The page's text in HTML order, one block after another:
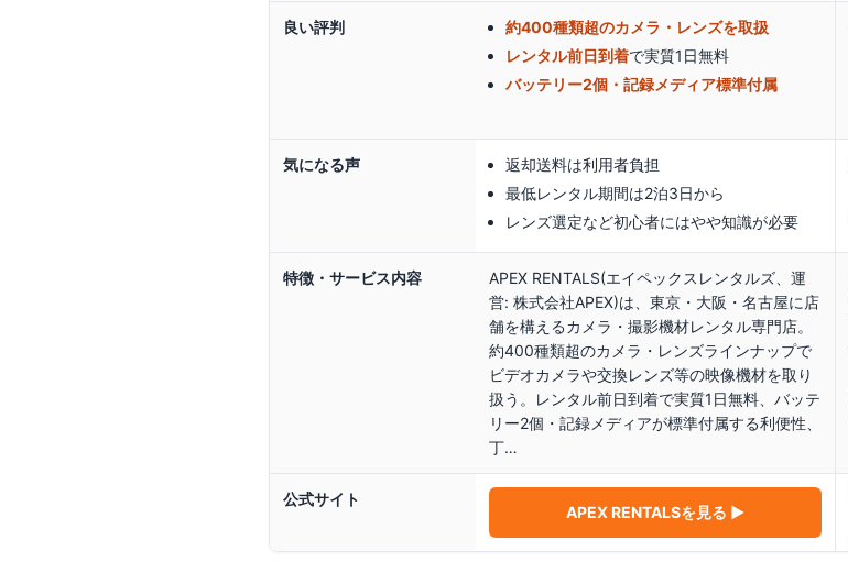
良い評判
約400種類超のカメラ・レンズを取扱
レンタル前日到着で実質1日無料
バッテリー2個・記録メディア標準付属
気になる声
返却送料は利用者負担
最低レンタル期間は2泊3日から
レンズ選定など初心者にはやや知識が必要
特徴・サービス内容
APEX RENTALS(エイペックスレンタルズ、運
営: 株式会社APEX)は、東京・大阪・名古屋に店
舗を構えるカメラ・撮影機材レンタル専門店。
約400種類超のカメラ・レンズラインナップで
ビデオカメラや交換レンズ等の映像機材を取り
扱う。レンタル前日到着で実質1日無料、バッテ
リー2個・記録メディアが標準付属する利便性、
丁…
公式サイト
APEX RENTALSを見る ▶